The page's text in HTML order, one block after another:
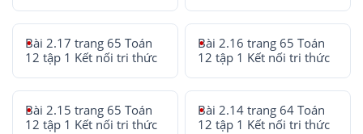
Bài 2.17 trang 65 Toán
12 tập 1 Kết nối tri thức
Bài 2.16 trang 65 Toán
12 tập 1 Kết nối tri thức
Bài 2.15 trang 65 Toán
12 tập 1 Kết nối tri thức
Bài 2.14 trang 64 Toán
12 tập 1 Kết nối tri thức